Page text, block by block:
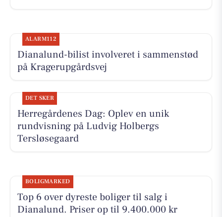
ALARM112
Dianalund-bilist involveret i sammenstød
på Kragerupgårdsvej
DET SKER
Herregårdenes Dag: Oplev en unik
rundvisning på Ludvig Holbergs
Tersløsegaard
BOLIGMARKED
Top 6 over dyreste boliger til salg i
Dianalund. Priser op til 9.400.000 kr